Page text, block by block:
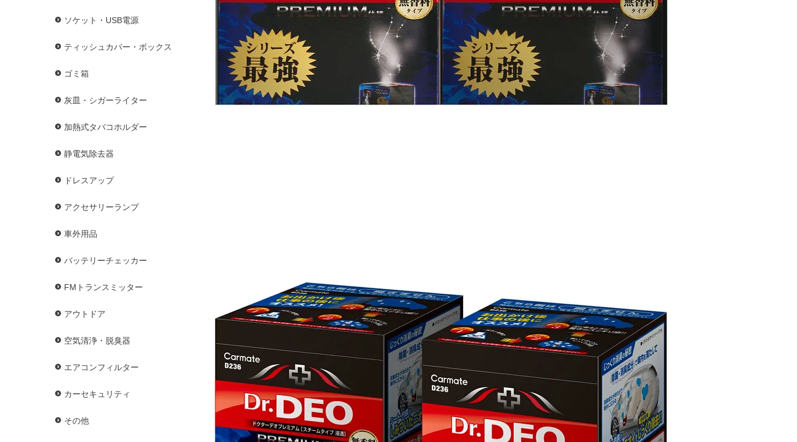
ソケット・USB電源
ティッシュカバー・ボックス
ゴミ箱
灰皿・シガーライター
加熱式タバコホルダー
静電気除去器
ドレスアップ
アクセサリーランプ
車外用品
バッテリーチェッカー
FMトランスミッター
アウトドア
空気清浄・脱臭器
エアコンフィルター
カーセキュリティ
その他